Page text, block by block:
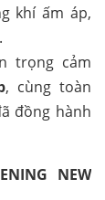
khí ấm áp,
trọng cảm
, cùng toàn
đồng hành
NEW